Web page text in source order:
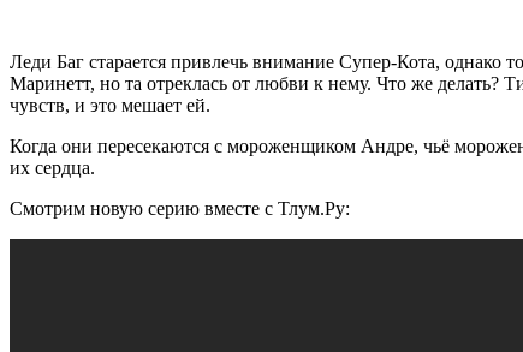
Леди Баг старается привлечь внимание Супер-Кота, однако
Маринетт, но та отреклась от любви к нему. Что же делать?
чувств, и это мешает ей.
Когда они пересекаются с мороженщиком Андре, чьё
их сердца.
Смотрим новую серию вместе с Тлум.Ру: